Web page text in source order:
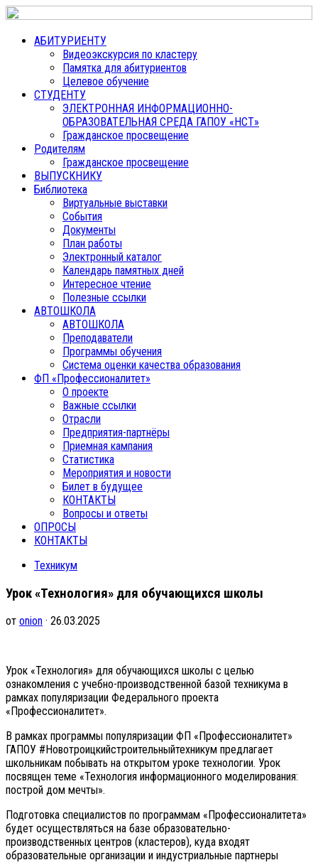
АБИТУРИЕНТУ
Видеоэкскурсия по кластеру
Памятка для абитуриентов
Целевое обучение
СТУДЕНТУ
ЭЛЕКТРОННАЯ ИНФОРМАЦИОННО-
ОБРАЗОВАТЕЛЬНАЯ СРЕДА ГАПОУ «НСТ»
Гражданское просвещение
Родителям
Гражданское просвещение
ВЫПУСКНИКУ
Библиотека
Виртуальные выставки
События
Документы
План работы
Электронный каталог
Календарь памятных дней
Интересное чтение
Полезные ссылки
АВТОШКОЛА
АВТОШКОЛА
Преподаватели
Программы обучения
Система оценки качества образования
ФП «Профессионалитет»
О проекте
Важные ссылки
Отрасли
Предприятия-партнёры
Приемная кампания
Статистика
Мероприятия и новости
Билет в будущее
КОНТАКТЫ
Вопросы и ответы
ОПРОСЫ
КОНТАКТЫ
Техникум
Урок «Технология» для обучающихся школы
от onion · 26.03.2025
Урок «Технология» для обучающихся школы с целью
ознакомления с учебно-производственной базой техникума в
рамках популяризации Федерального проекта
«Профессионалитет».
В рамках программы популяризации ФП «Профессионалитет»
ГАПОУ #Новотроицкийстроительныйтехникум предлагает
школьникам побывать на открытом уроке технологии. Урок
посвящен теме «Технология информационного моделирования:
построй дом мечты».
Подготовка специалистов по программам «Профессионалитета»
будет осуществляться на базе образовательно-
производственных центров (кластеров), куда входят
образовательные организации и индустриальные партнеры